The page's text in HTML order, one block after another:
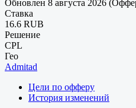
Обновлен 8 августа 2026
Ставка
16.6 RUB
Решение
CPL
Гео
Admitad
Цели по офферу
История изменений